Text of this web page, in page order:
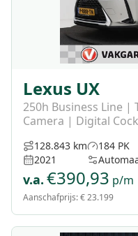
Lexus UX
250h Business Line |
Camera | Digital
128.843 km
2021
184 PK
v.a. €390,93 p/m
Aanschafprijs:€ 23.199